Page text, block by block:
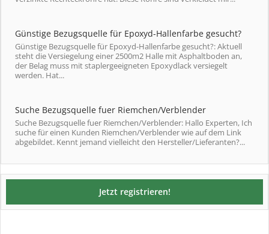
Günstige Bezugsquelle für Epoxyd-Hallenfarbe gesucht?
Günstige Bezugsquelle für Epoxyd-Hallenfarbe gesucht?: Aktuell
steht die Versiegelung einer 2500m2 Halle mit Asphaltboden an,
der Belag muss mit staplergeeigneten Epoxydlack versiegelt
werden. Hat...
Suche Bezugsquelle fuer Riemchen/Verblender
Suche Bezugsquelle fuer Riemchen/Verblender: Hallo Experten, Ich
suche für einen Kunden Riemchen/Verblender wie auf dem Link
abgebildet. Kennt jemand vielleicht den Hersteller/Lieferanten?...
Jetzt registrieren!